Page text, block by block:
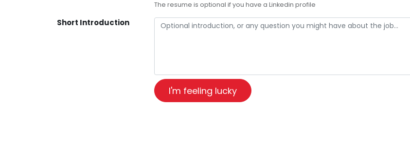
The resume is optional if you have a Linkedin profile
Short Introduction
I'm feeling lucky